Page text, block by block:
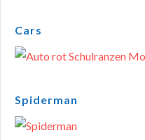
Cars
Spiderman